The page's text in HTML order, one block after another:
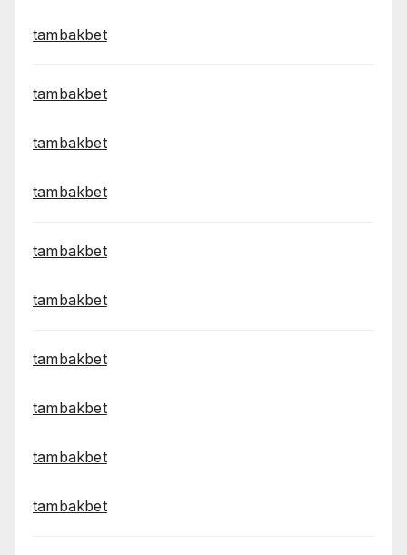
tambakbet
tambakbet
tambakbet
tambakbet
tambakbet
tambakbet
tambakbet
tambakbet
tambakbet
tambakbet